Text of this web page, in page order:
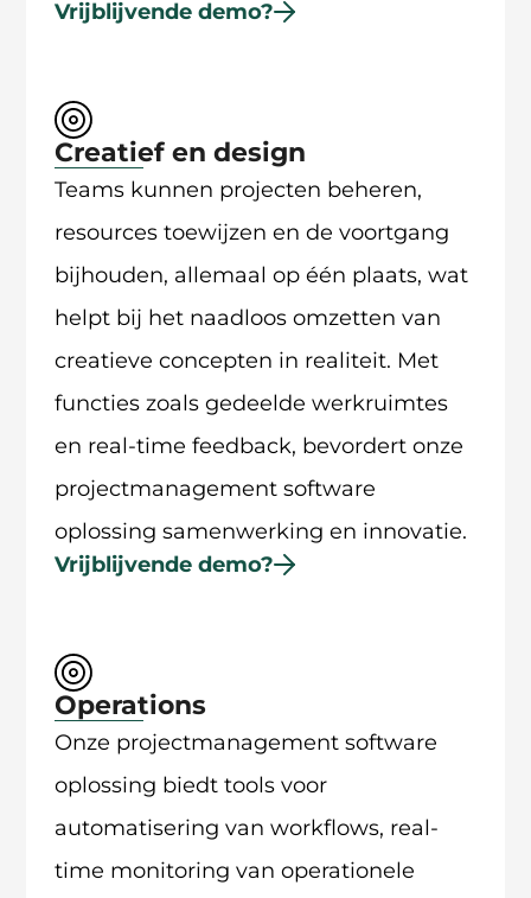
Vrijblijvende demo?
Creatief en design
Teams kunnen projecten beheren,
resources toewijzen en de voortgang
bijhouden, allemaal op één plaats, wat
helpt bij het naadloos omzetten van
creatieve concepten in realiteit. Met
functies zoals gedeelde werkruimtes
en real-time feedback, bevordert onze
projectmanagement software
oplossing samenwerking en innovatie.
Vrijblijvende demo?
Operations
Onze projectmanagement software
oplossing biedt tools voor
automatisering van workflows, real-
time monitoring van operationele